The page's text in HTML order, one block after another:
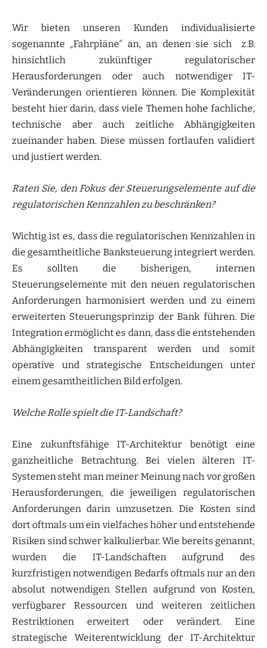
Wir bieten unseren Kunden individualisierte
sogenannte „Fahrpläne“ an, an denen sie sich z.B.
hinsichtlich zukünftiger regulatorischer
Herausforderungen oder auch notwendiger IT-
Veränderungen orientieren können. Die Komplexität
besteht hier darin, dass viele Themen hohe fachliche,
technische aber auch zeitliche Abhängigkeiten
zueinander haben. Diese müssen fortlaufen validiert
und justiert werden.
Raten Sie, den Fokus der Steuerungselemente auf die
regulatorischen Kennzahlen zu beschränken?
Wichtig ist es, dass die regulatorischen Kennzahlen in
die gesamtheitliche Banksteuerung integriert werden.
Es sollten die bisherigen, internen
Steuerungselemente mit den neuen regulatorischen
Anforderungen harmonisiert werden und zu einem
erweiterten Steuerungsprinzip der Bank führen. Die
Integration ermöglicht es dann, dass die entstehenden
Abhängigkeiten transparent werden und somit
operative und strategische Entscheidungen unter
einem gesamtheitlichen Bild erfolgen.
Welche Rolle spielt die IT-Landschaft?
Eine zukunftsfähige IT-Architektur benötigt eine
ganzheitliche Betrachtung. Bei vielen älteren IT-
Systemen steht man meiner Meinung nach vor großen
Herausforderungen, die jeweiligen regulatorischen
Anforderungen darin umzusetzen. Die Kosten sind
dort oftmals um ein vielfaches höher und entstehende
Risiken sind schwer kalkulierbar. Wie bereits genannt,
wurden die IT-Landschaften aufgrund des
kurzfristigen notwendigen Bedarfs oftmals nur an den
absolut notwendigen Stellen aufgrund von Kosten,
verfügbarer Ressourcen und weiteren zeitlichen
Restriktionen erweitert oder verändert. Eine
strategische Weiterentwicklung der IT-Architektur